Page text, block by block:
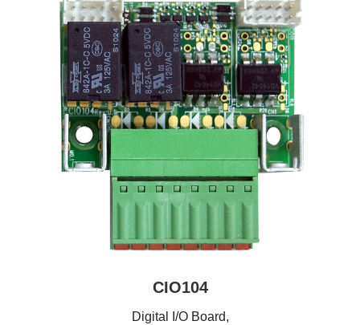
CIO104
Digital I/O Board,